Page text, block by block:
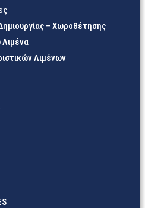
– Χωροθέτησης
Λιμένα
Λιμένων